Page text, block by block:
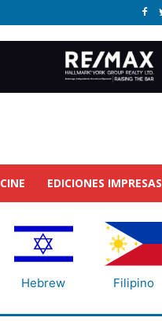
CINE EDICIONES IMPRESAS
Hebrew Filipino